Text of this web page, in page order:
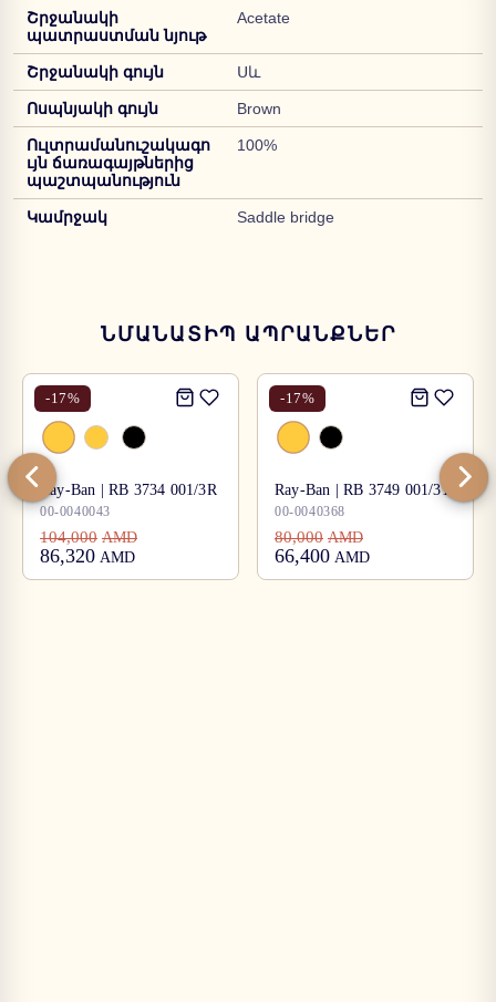
Շրջանակի
պատրաստման նյութ
Acetate
Շրջանակի գույն Սև
Ոսպնյակի գույն Brown
Ուլտրամանուշակագո
ւյն ճառագայթներից
պաշտպանություն
100%
Կամրջակ Saddle bridge
ՆՄԱՆԱՏԻՊ ԱՊՐԱՆՔՆԵՐ
-17%
Ray-Ban | RB 3734 001/3R
00-0040043
104,000 AMD
86,320 AMD
-17%
Ray-Ban | RB 3749 001/31
00-0040368
80,000 AMD
66,400 AMD